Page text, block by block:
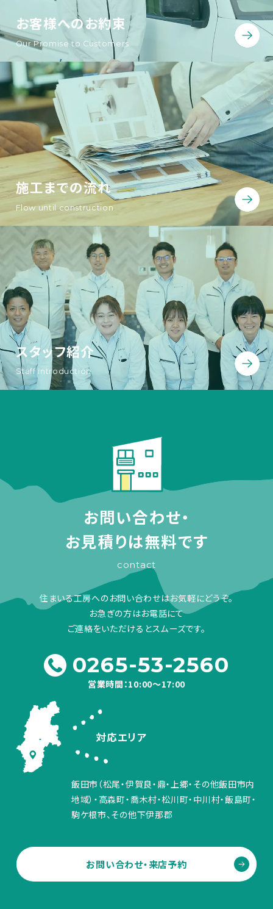
お客様へのお約束
Our Promise to Customers
施工までの流れ
Flow until construction
スタッフ紹介
Staff introduction
お問い合わせ・
お見積りは無料です
contact
住まいる工房へのお問い合わせはお気軽にどうぞ。
お急ぎの方はお電話にて
ご連絡をいただけるとスムーズです。
0265-53-2560
営業時間：10:00～17:00
対応エリア
飯田市（松尾・伊賀良・鼎・上郷・その他飯田市内
地域）・高森町・喬木村・松川町・中川村・飯島町・
駒ケ根市、その他下伊那郡
お問い合わせ・来店予約